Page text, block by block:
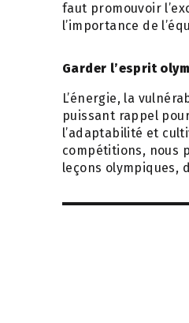
faut promouvoir
l’importance de
Garder l’esprit
L’énergie, la
puissant rappel
l’adaptabilité et
compétitions, nous
leçons olympiques,